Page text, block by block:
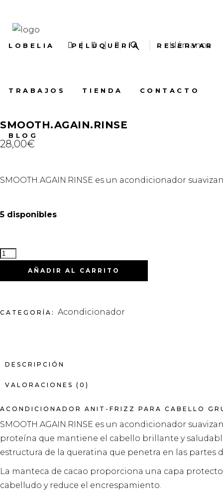
LOBELIA PELUQUERÍA RESERVAR
TRABAJOS TIENDA CONTACTO
BLOG
Llámanos
SMOOTH.AGAIN.RINSE
28,00€
SMOOTH.AGAIN.RINSE es un acondicionador
5 disponibles
AÑADIR AL CARRITO
CATEGORÍA: Acondicionador
DESCRIPCIÓN
VALORACIONES (0)
ACONDICIONADOR ANIT-FRIZZ PARA CABELLO
SMOOTH.AGAIN.RINSE es un acondicionador
proteína que mantiene el cabello brillante y
estructura de la queratina que penetra en las partes
La manteca de cacao proporciona una capa
cabelludo y reduce el encrespamiento.